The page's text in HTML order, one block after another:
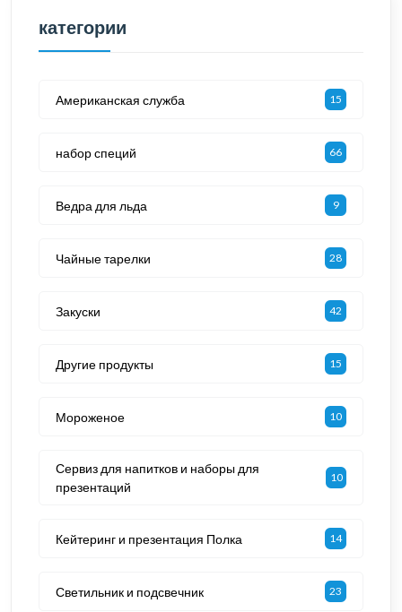
категории
Американская служба 15
набор специй 66
Ведра для льда 9
Чайные тарелки 28
Закуски 42
Другие продукты 15
Мороженое 10
Сервиз для напитков и наборы для
презентаций
10
Кейтеринг и презентация Полка 14
Светильник и подсвечник 23